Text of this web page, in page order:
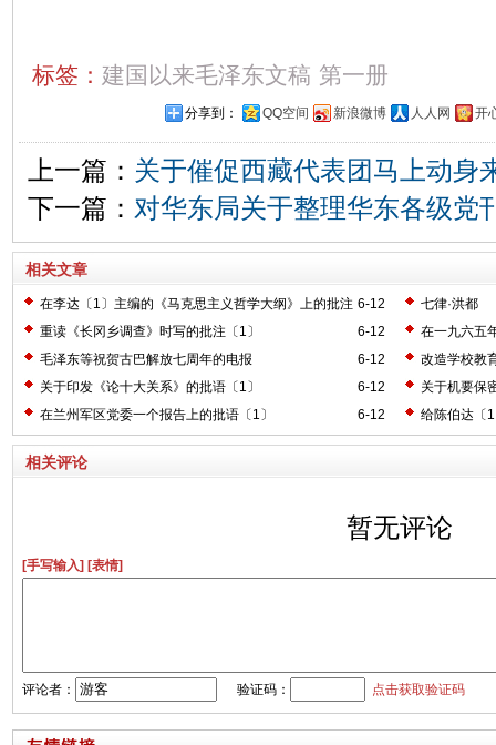
标签： 建国以来毛泽东文稿 第一册
分享到： QQ空间 新浪微博 人人网 开
上一篇： 关于催促西藏代表团马上动身
下一篇： 对华东局关于整理华东各级党
相关文章
6-12
在李达〔1〕主编的《马克思主义哲学大纲》上的批注
〔2〕
七律·洪都
6-12
重读《长冈乡调查》时写的批注〔1〕
在一九六五
6-12
毛泽东等祝贺古巴解放七周年的电报
改造学校教
6-12
关于印发《论十大关系》的批语〔1〕
关于机要保
6-12
在兰州军区党委一个报告上的批语〔1〕 给陈伯达〔
相关评论
暂无评论
[手写输入] [表情]
评论者： 验证码： 点击获取验证码